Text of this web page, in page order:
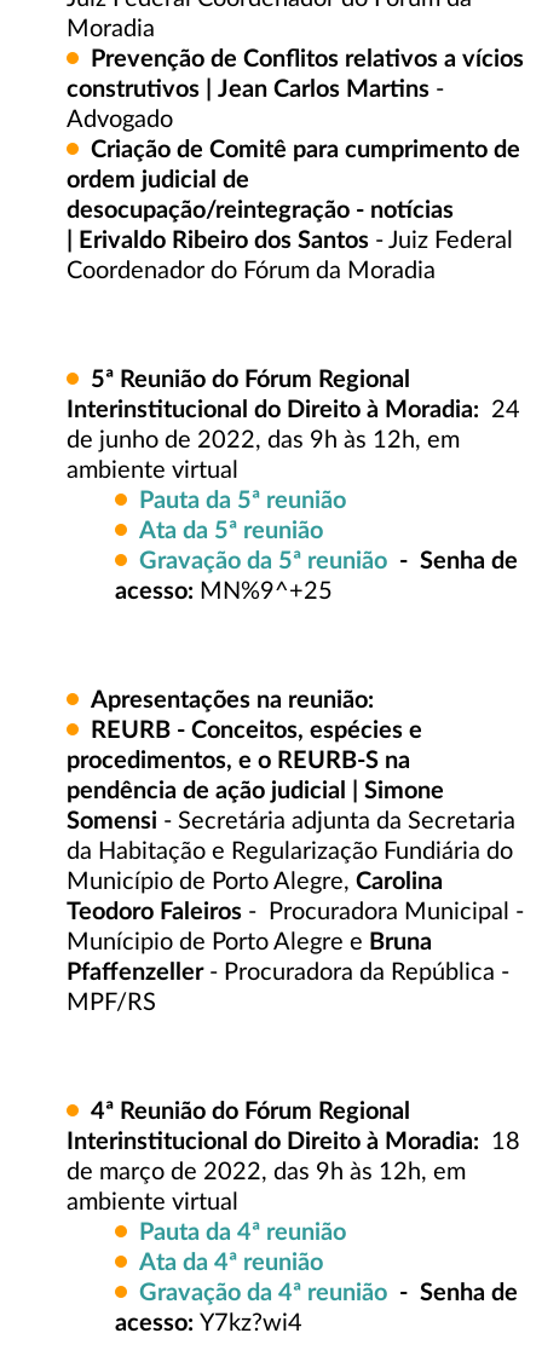
Moradia
Prevenção de Conflitos relativos a vícios
construtivos |
Jean Carlos Martins -
Advogado
Criação de Comitê para cumprimento de
ordem judicial de
desocupação/reintegração - notícias
| Erivaldo Ribeiro dos Santos - Juiz Federal
Coordenador do Fórum da Moradia
5ª Reunião do Fórum Regional
Interinstitucional do Direito à Moradia: 24
de junho de 2022, das 9h às 12h, em
ambiente virtual
Pauta da 5ª reunião
Ata da 5ª reunião
Gravação da 5ª reunião - Senha de
acesso: MN%9^+25
Apresentações na reunião:
REURB - Conceitos, espécies e
procedimentos, e o REURB-S na
pendência de ação judicial | Simone
Somensi - Secretária adjunta da Secretaria
da Habitação e Regularização Fundiária do
Município de Porto Alegre, Carolina
Teodoro Faleiros - Procuradora Municipal -
Munícipio de Porto Alegre e Bruna
Pfaffenzeller- Procuradora da República -
MPF/RS
4ª Reunião do Fórum Regional
Interinstitucional do Direito à Moradia: 18
de março de 2022, das 9h às 12h, em
ambiente virtual
Pauta da 4ª reunião
Ata da 4ª reunião
Gravação da 4ª reunião - Senha de
acesso: Y7kz?wi4